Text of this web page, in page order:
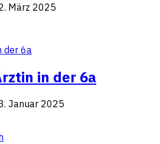
März 2025
in der 6a
Januar 2025